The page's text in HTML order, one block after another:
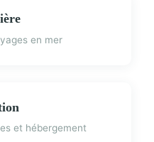
en mer
et hébergement